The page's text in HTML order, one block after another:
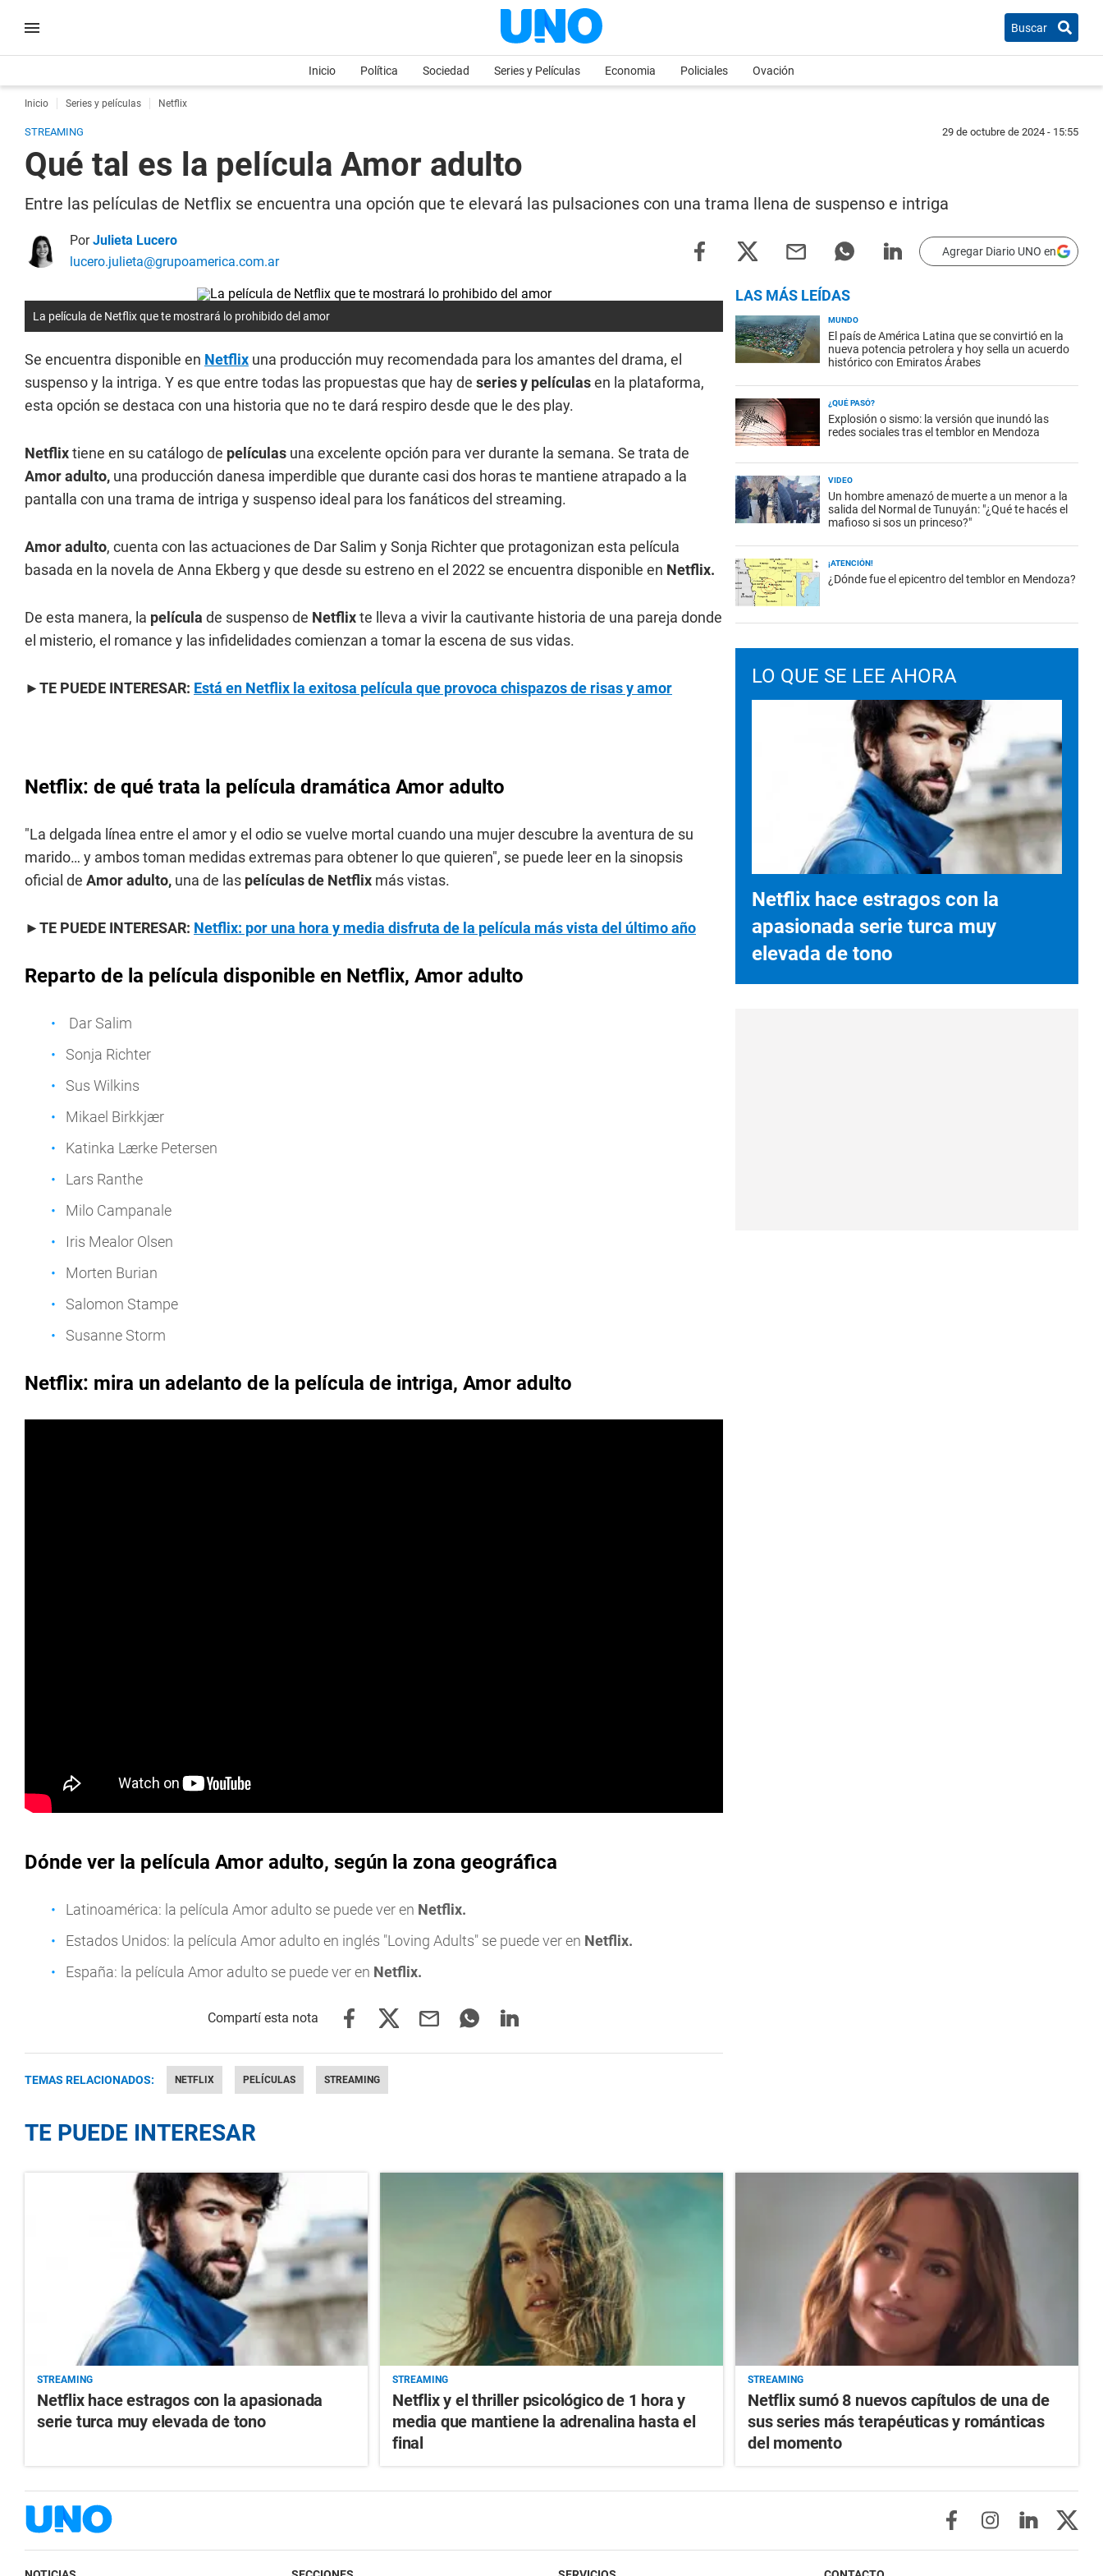
Buscar
Inicio Política Sociedad Series y Películas Economia Policiales Ovación
Inicio Series y películas Netflix
STREAMING 29 de octubre de 2024 - 15:55
Qué tal es la película Amor adulto
Entre las películas de Netflix se encuentra una opción que te elevará las pulsaciones con una trama llena de suspenso e intriga
PorJulieta Lucero
lucero.julieta@grupoamerica.com.ar
Agregar Diario UNO en
La película de Netflix que te mostrará lo prohibido del amor
Se encuentra disponible en Netflix una producción muy recomendada para los amantes del drama, el
suspenso y la intriga. Y es que entre todas las propuestas que hay de series y películasen la plataforma,
esta opción se destaca con una historia que no te dará respiro desde que le des play.
Netflixtiene en su catálogo de películas una excelente opción para ver durante la semana. Se trata de
Amor adulto, una producción danesa imperdible que durante casi dos horas te mantiene atrapado a la
pantalla con una trama de intriga y suspenso ideal para los fanáticos del streaming.
Amor adulto, cuenta con las actuaciones de Dar Salim y Sonja Richter que protagonizan esta película
basada en la novela de Anna Ekberg y que desde su estreno en el 2022 se encuentra disponible en Netflix.
De esta manera, la película de suspenso de Netflixte lleva a vivir la cautivante historia de una pareja donde
el misterio, el romance y las infidelidades comienzan a tomar la escena de sus vidas.
►TE PUEDE INTERESAR: Está en Netflix la exitosa película que provoca chispazos de risas y amor
Netflix: de qué trata la película dramática Amor adulto
"La delgada línea entre el amor y el odio se vuelve mortal cuando una mujer descubre la aventura de su
marido… y ambos toman medidas extremas para obtener lo que quieren", se puede leer en la sinopsis
oficial de Amor adulto, una de las películas de Netflix más vistas.
►TE PUEDE INTERESAR: Netflix: por una hora y media disfruta de la película más vista del último año
Reparto de la película disponible en Netflix, Amor adulto
Dar Salim
Sonja Richter
Sus Wilkins
Mikael Birkkjær
Katinka Lærke Petersen
Lars Ranthe
Milo Campanale
Iris Mealor Olsen
Morten Burian
Salomon Stampe
Susanne Storm
Netflix: mira un adelanto de la película de intriga, Amor adulto
Dónde ver la película Amor adulto, según la zona geográfica
Latinoamérica: la película Amor adulto se puede ver en Netflix.
Estados Unidos: la película Amor adulto en inglés "Loving Adults" se puede ver en Netflix.
España: la película Amor adulto se puede ver en Netflix.
TEMAS RELACIONADOS: NETFLIX PELÍCULAS STREAMING
LAS MÁS LEÍDAS
MUNDO
El país de América Latina que se convirtió en la
nueva potencia petrolera y hoy sella un acuerdo
histórico con Emiratos Árabes
¿QUÉ PASÓ?
Explosión o sismo: la versión que inundó las
redes sociales tras el temblor en Mendoza
VIDEO
Un hombre amenazó de muerte a un menor a la
salida del Normal de Tunuyán: "¿Qué te hacés el
mafioso si sos un princeso?"
¡ATENCIÓN!
¿Dónde fue el epicentro del temblor en Mendoza?
LO QUE SE LEE AHORA
Netflix hace estragos con la
apasionada serie turca muy
elevada de tono
TE PUEDE INTERESAR
STREAMING
Netflix hace estragos con la apasionada
serie turca muy elevada de tono
STREAMING
Netflix y el thriller psicológico de 1 hora y
media que mantiene la adrenalina hasta el
final
STREAMING
Netflix sumó 8 nuevos capítulos de una de
sus series más terapéuticas y románticas
del momento